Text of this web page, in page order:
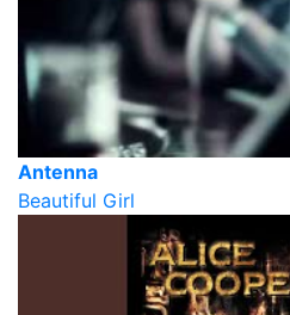
Antenna
Beautiful Girl